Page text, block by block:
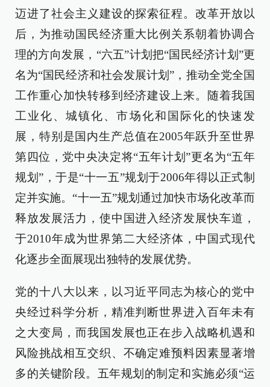
迈进了社会主义建设的探索征程。改革开放以
后，为推动国民经济重大比例关系朝着协调合
理的方向发展，“六五”计划把“国民经济计划”更
名为“国民经济和社会发展计划”，推动全党全国
工作重心加快转移到经济建设上来。随着我国
工业化、城镇化、市场化和国际化的快速发
展，特别是国内生产总值在2005年跃升至世界
第四位，党中央决定将“五年计划”更名为“五年
规划”，于是“十一五”规划于2006年得以正式制
定并实施。“十一五”规划通过加快市场化改革而
释放发展活力，使中国进入经济发展快车道，
于2010年成为世界第二大经济体，中国式现代
化逐步全面展现出独特的发展优势。
党的十八大以来，以习近平同志为核心的党中
央经过科学分析，精准判断世界进入百年未有
之大变局，而我国发展也正在步入战略机遇和
风险挑战相互交织、不确定难预料因素显著增
多的关键阶段。五年规划的制定和实施必须“运